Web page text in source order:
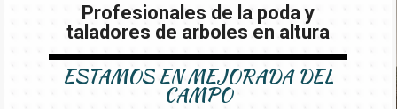
Profesionales de la poda y
taladores de arboles en altura
ESTAMOS ENMEJORADA DEL
CAMPO